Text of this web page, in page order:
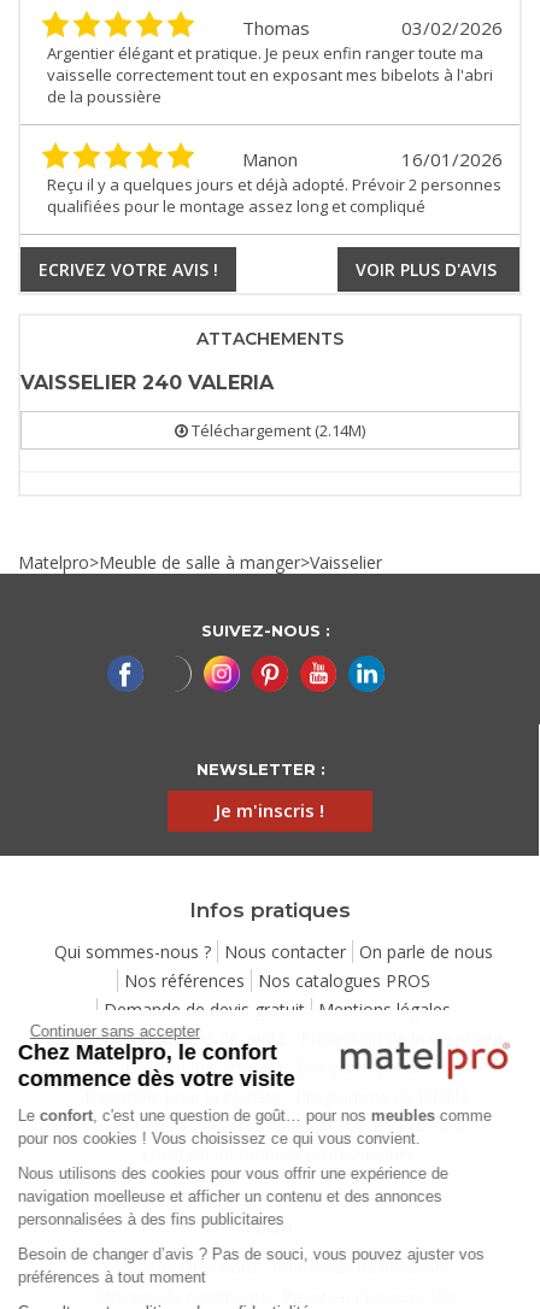
03/02/2026
Thomas
Argentier élégant et pratique. Je peux enfin ranger toute ma
vaisselle correctement tout en exposant mes bibelots à l'abri
de la poussière
16/01/2026
Manon
Reçu il y a quelques jours et déjà adopté. Prévoir 2 personnes
qualifiées pour le montage assez long et compliqué
ECRIVEZ VOTRE AVIS ! VOIR PLUS D'AVIS
ATTACHEMENTS
VAISSELIER 240 VALERIA
Téléchargement (2.14M)
Matelpro>Meuble de salle à manger>Vaisselier
SUIVEZ-NOUS :
NEWSLETTER :
Je m'inscris !
Infos pratiques
Qui sommes-nous ? Nous contacter
On parle de nous
Nos références
Nos catalogues PROS
Demande de devis gratuit
Mentions légales
Conditions générales de vente
Protection de la vie privée
Gestion des cookies
Eco-participation
Pack Sérénité
Cartes cadeaux
Codes promos
Location de mobilier professionnel
Aide
Foire Aux Questions
Méthodes de livraison
Continuer sans accepter
Chez Matelpro, le confort
commence dès votre visite
Leconfort , c'est une question de goût… pour nosmeublescomme
pour nos cookies ! Vous choisissez ce qui vous convient.
Nous utilisons des cookies pour vous offrir une expérience de
navigation moelleuse et afficher un contenu et des annonces
personnalisées à des fins publicitaires
Besoin de changer d’avis ? Pas de souci, vous pouvez ajuster vos
préférences à tout moment